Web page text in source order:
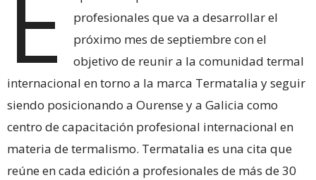
profesionales que va a desarrollar el
próximo mes de septiembre con el
objetivo de reunir a la comunidad termal
internacional en torno a la marca Termatalia y seguir
siendo posicionando a Ourense y a Galicia como
centro de capacitación profesional internacional en
materia de termalismo. Termatalia es una cita que
reúne en cada edición a profesionales de más de 30